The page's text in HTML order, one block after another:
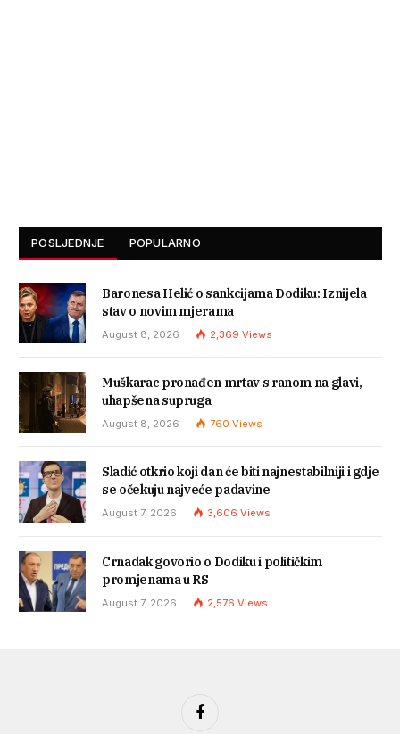
POSLJEDNJE POPULARNO
Baronesa Helić o sankcijama Dodiku: Iznijela
stav o novim mjerama
August 8, 2026 2,369 Views
Muškarac pronađen mrtav s ranom na glavi,
uhapšena supruga
August 8, 2026 760 Views
Sladić otkrio koji dan će biti najnestabilniji i gdje
se očekuju najveće padavine
August 7, 2026 3,606 Views
Crnadak govorio o Dodiku i političkim
promjenama u RS
August 7, 2026 2,576 Views
Facebook